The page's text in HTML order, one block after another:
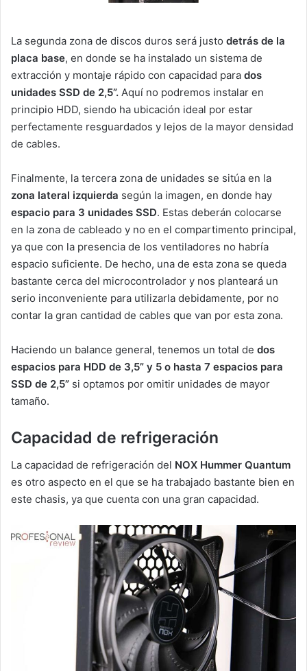
La segunda zona de discos duros será justo detrás de la
placa base, en donde se ha instalado un sistema de
extracción y montaje rápido con capacidad para dos
unidades SSD de 2,5”. Aquí no podremos instalar en
principio HDD, siendo ha ubicación ideal por estar
perfectamente resguardados y lejos de la mayor densidad
de cables.
Finalmente, la tercera zona de unidades se sitúa en la
zona lateral izquierda según la imagen, en donde hay
espacio para 3 unidades SSD. Estas deberán colocarse
en la zona de cableado y no en el compartimento principal,
ya que con la presencia de los ventiladores no habría
espacio suficiente. De hecho, una de esta zona se queda
bastante cerca del microcontrolador y nos planteará un
serio inconveniente para utilizarla debidamente, por no
contar la gran cantidad de cables que van por esta zona.
Haciendo un balance general, tenemos un total de dos
espacios para HDD de 3,5” y 5 o hasta 7 espacios para
SSD de 2,5” si optamos por omitir unidades de mayor
tamaño.
Capacidad de refrigeración
La capacidad de refrigeración del NOX Hummer Quantum
es otro aspecto en el que se ha trabajado bastante bien en
este chasis, ya que cuenta con una gran capacidad.